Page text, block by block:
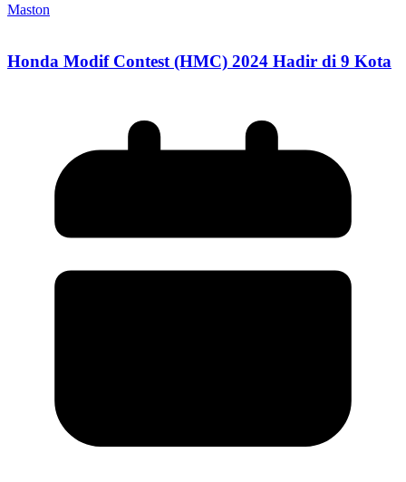
Maston
Honda Modif Contest (HMC) 2024 Hadir di 9 Kota